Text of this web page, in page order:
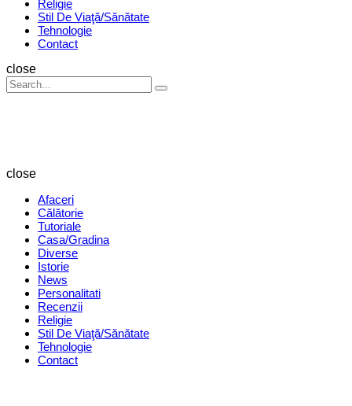
Religie
Stil De Viaţă/Sănătate
Tehnologie
Contact
Search
close
Search
for:
Search
close
Afaceri
Călătorie
Tutoriale
Casa/Gradina
Diverse
Istorie
News
Personalitati
Recenzii
Religie
Stil De Viaţă/Sănătate
Tehnologie
Contact